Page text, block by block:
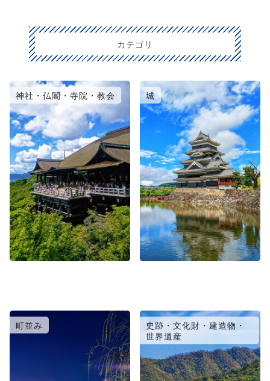
カテゴリ
神社・仏閣・寺院・教会 城
町並み
史跡・文化財・建造物・
世界遺産